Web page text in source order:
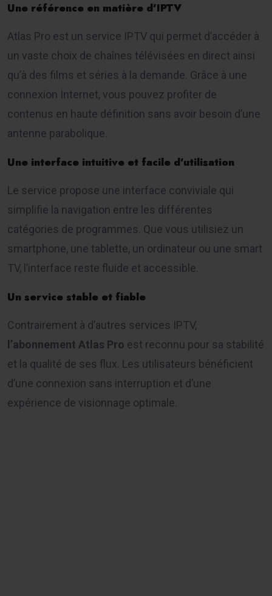
Une référence en matière d’IPTV
Atlas Pro est un service IPTV qui permet d’accéder à
un vaste choix de chaînes télévisées en direct ainsi
qu’à des films et séries à la demande. Grâce à une
connexion Internet, vous pouvez profiter de
contenus en haute définition sans avoir besoin d’une
antenne parabolique.
Une interface intuitive et facile d’utilisation
Le service propose une interface conviviale qui
simplifie la navigation entre les différentes
catégories de programmes. Que vous utilisiez un
smartphone, une tablette, un ordinateur ou une smart
TV, l’interface reste fluide et accessible.
Un service stable et fiable
Contrairement à d’autres services IPTV,
l’abonnement Atlas Pro est reconnu pour sa stabilité
et la qualité de ses flux. Les utilisateurs bénéficient
d’une connexion sans interruption et d’une
expérience de visionnage optimale.